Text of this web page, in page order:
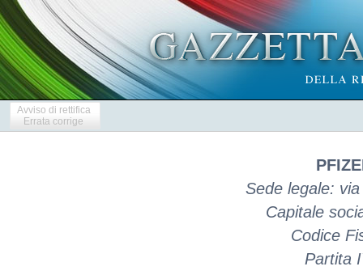
Avviso di rettifica
Errata corrige
Sede legale:
Capitale
Codice
Partita